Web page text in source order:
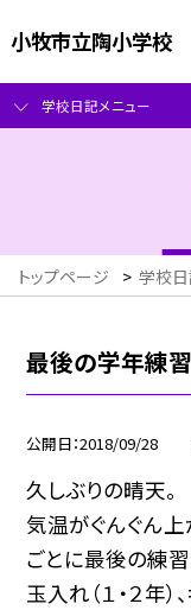
小牧市立陶小学校
学校日記メニュー
トップページ > 学校
最後の学年練習
公開日 2018/09/28
久しぶりの晴天。
気温がぐんぐん
ごとに最後の練習
玉入れ（１・２年）